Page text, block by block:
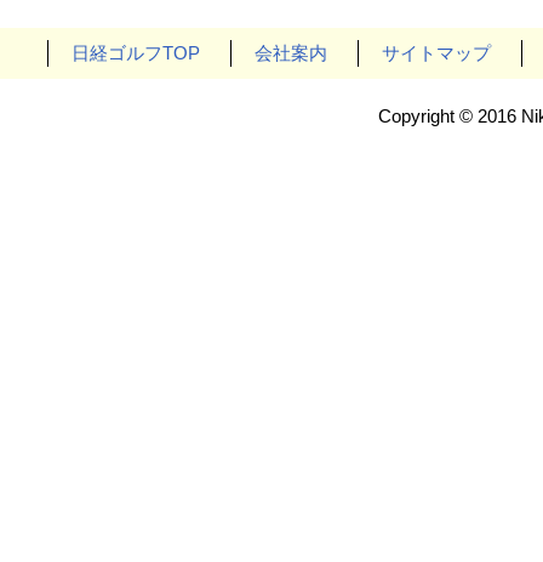
日経ゴルフTOP 会社案内 サイトマップ
Copyright © 2016